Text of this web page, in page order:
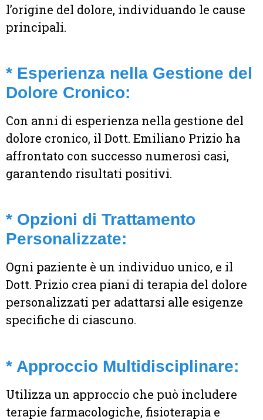
l’origine del dolore, individuando le cause
principali.
* Esperienza nella Gestione del
Dolore Cronico:
Con anni di esperienza nella gestione del
dolore cronico, il Dott. Emiliano Prizio ha
affrontato con successo numerosi casi,
garantendo risultati positivi.
* Opzioni di Trattamento
Personalizzate:
Ogni paziente è un individuo unico, e il
Dott. Prizio crea piani di terapia del dolore
personalizzati per adattarsi alle esigenze
specifiche di ciascuno.
* Approccio Multidisciplinare:
Utilizza un approccio che può includere
terapie farmacologiche, fisioterapia e